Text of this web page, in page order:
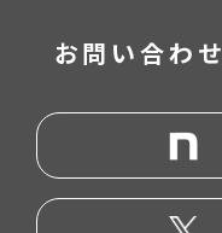
お問い合わせ